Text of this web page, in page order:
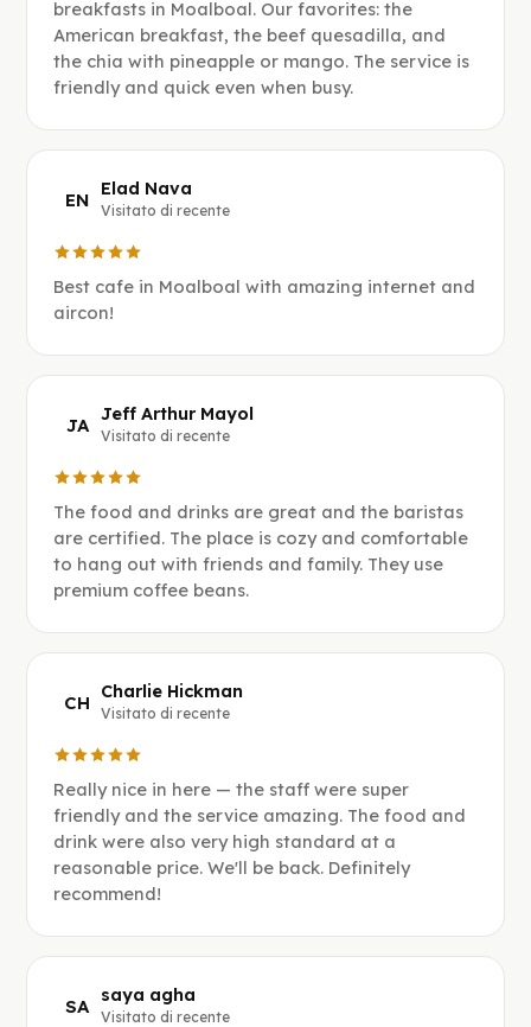
breakfasts in Moalboal. Our favorites: the
American breakfast, the beef quesadilla, and
the chia with pineapple or mango. The service is
friendly and quick even when busy.
EN
Elad Nava
Visitato di recente
Best cafe in Moalboal with amazing internet and
aircon!
JA
Jeff Arthur Mayol
Visitato di recente
The food and drinks are great and the baristas
are certified. The place is cozy and comfortable
to hang out with friends and family. They use
premium coffee beans.
CH
Charlie Hickman
Visitato di recente
Really nice in here — the staff were super
friendly and the service amazing. The food and
drink were also very high standard at a
reasonable price. We'll be back. Definitely
recommend!
SA
saya agha
Visitato di recente